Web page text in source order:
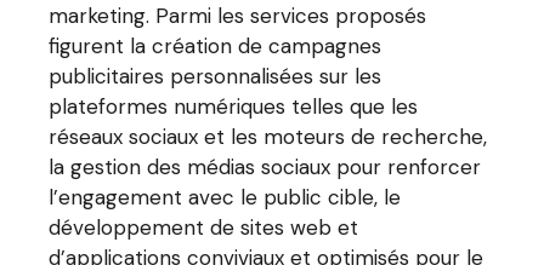
marketing. Parmi les services proposés
figurent la création de campagnes
publicitaires personnalisées sur les
plateformes numériques telles que les
réseaux sociaux et les moteurs de recherche,
la gestion des médias sociaux pour renforcer
l’engagement avec le public cible, le
développement de sites web et
d’applications conviviaux et optimisés pour le